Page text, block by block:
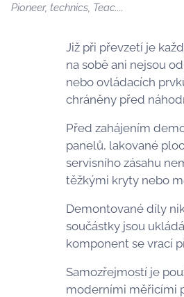
Pioneer, technics, Teac....
Již při převzetí je
na sobě ani nejsou
nebo ovládacích
chráněny před
Před zahájením
panelů, lakované
servisního zásahu
těžkými kryty nebo
Demontované díly
součástky jsou
komponent se vrací
Samozřejmostí je
moderními měřicími